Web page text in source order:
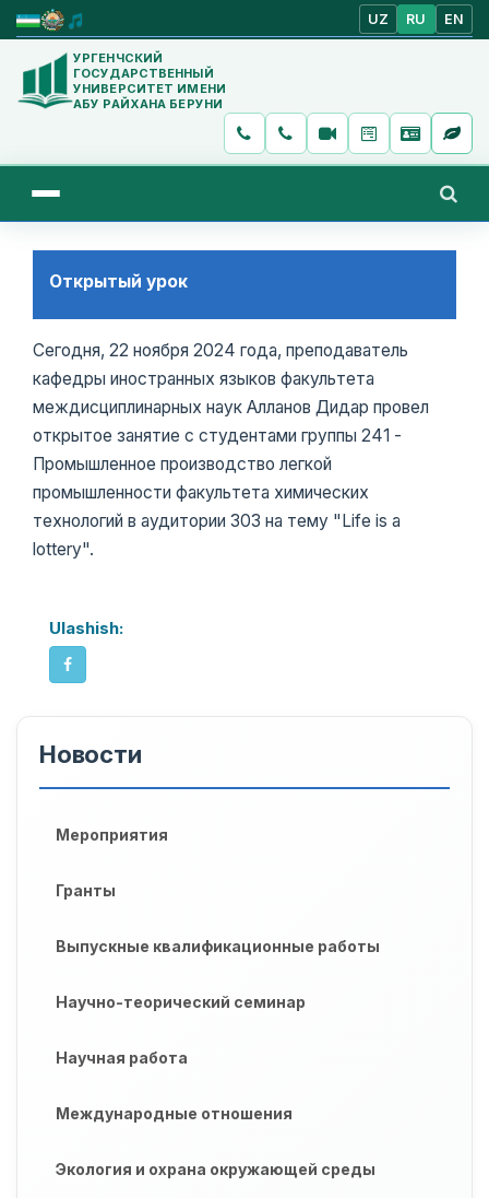
UZ RU EN
УРГЕНЧСКИЙ
ГОСУДАРСТВЕННЫЙ
УНИВЕРСИТЕТ ИМЕНИ
АБУ РАЙХАНА БЕРУНИ
Открытый урок
Сегодня, 22 ноября 2024 года, преподаватель
кафедры иностранных языков факультета
междисциплинарных наук Алланов Дидар провел
открытое занятие с студентами группы 241 -
Промышленное производство легкой
промышленности факультета химических
технологий в аудитории 303 на тему "Life is a
lottery".
Ulashish:
Новости
Мероприятия
Гранты
Выпускные квалификационные работы
Научно-теорический семинар
Научная работа
Международные отношения
Экология и охрана окружающей среды